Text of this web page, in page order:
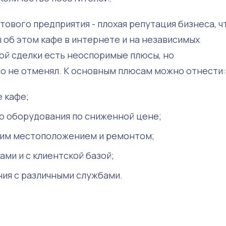
предприятия - плохая репутация бизнеса,
об этом кафе в интернете и на независимых
сделки есть неоспоримые плюсы, но
не отменял. К основным плюсам можно отнести:
кафе;
по сниженной цене;
местоположением и ремонтом;
и с клиентской базой;
с различными службами.